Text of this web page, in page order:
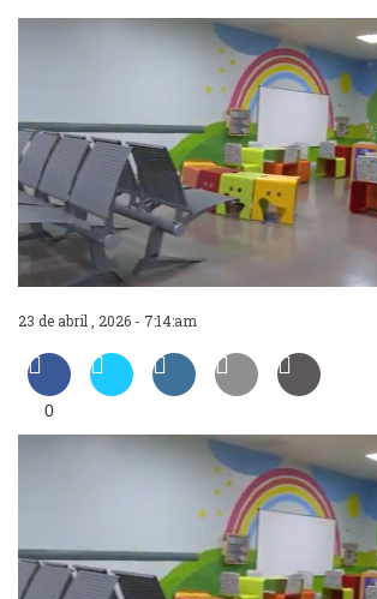
23 de abril , 2026 - 7:14:am
0